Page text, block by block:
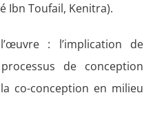
Ibn Toufail, Kenitra).
: l’implication de
de conception
co-conception en milieu